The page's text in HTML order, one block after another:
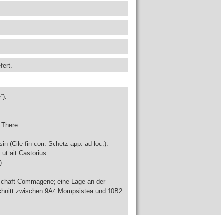
(Cile fin corr. Schetz app. ad loc.).
ut ait Castorius.
Commagene; eine Lage an der
zwischen 9A4 Mompsistea und 10B2